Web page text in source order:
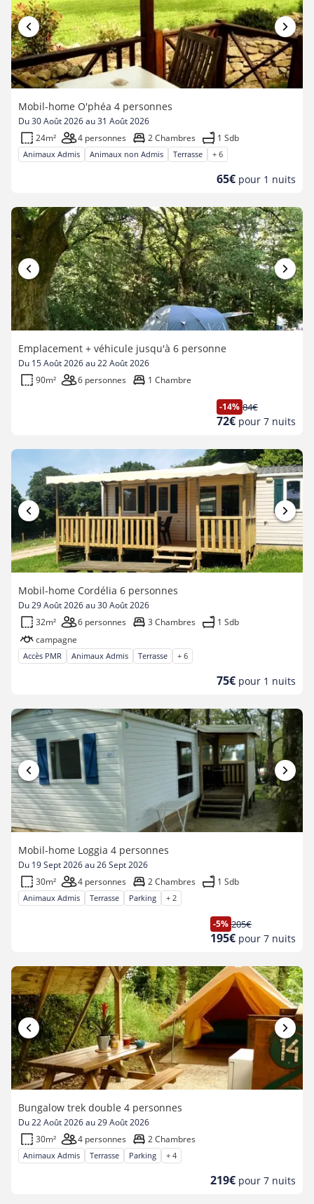
Mobil-home O'phéa 4 personnes
Du 30 Août 2026 au 31 Août 2026
24m²
4 personnes 2 Chambres 1 Sdb
Animaux Admis Animaux non Admis Terrasse + 6
Nouveau
65€ pour 1 nuits
Emplacement + véhicule jusqu'à 6 personne
Du 15 Août 2026 au 22 Août 2026
90m²
6 personnes 1 Chambre
-14%
Ancien
prix
84€
Nouveau
72€ pour 7 nuits
Mobil-home Cordélia 6 personnes
Du 29 Août 2026 au 30 Août 2026
32m²
6 personnes 3 Chambres
1 Sdb
campagne
Accès PMR Animaux Admis Terrasse + 6
Nouveau
75€ pour 1 nuits
Mobil-home Loggia 4 personnes
Du 19 Sept 2026 au 26 Sept 2026
30m²
4 personnes 2 Chambres 1 Sdb
Animaux Admis Terrasse Parking + 2
-5%
Ancien
prix
205€
Nouveau
195€ pour 7 nuits
Bungalow trek double 4 personnes
Du 22 Août 2026 au 29 Août 2026
30m²
4 personnes 2 Chambres
Animaux Admis Terrasse Parking + 4
Nouveau
219€ pour 7 nuits